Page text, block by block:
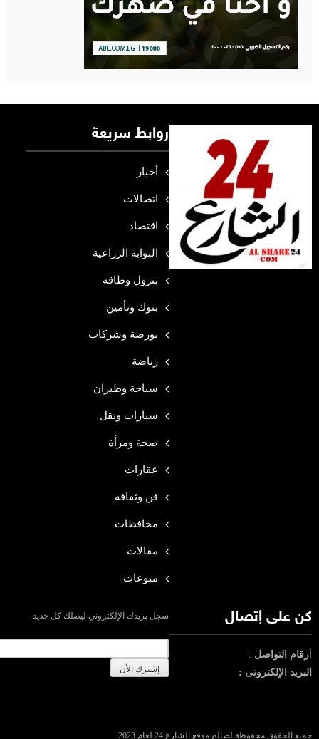
روابط سريعة
أخبار
اتصالات
اقتصاد
البوابه الزراعية
بترول وطاقه
بنوك وتأمين
بورصة وشركات
رياضة
سياحة وطيران
سيارات ونقل
صحة ومرأة
عقارات
فن وثقافة
محافظات
مقالات
منوعات
كن على إتصال
رقام التواصل :
البريد الإلكترونى :
سجل بريدك الإلكتروني ليصلك كل جديد
جميع الحقوق محفوظة لصالح موقع الشارع 24 لعام 2023